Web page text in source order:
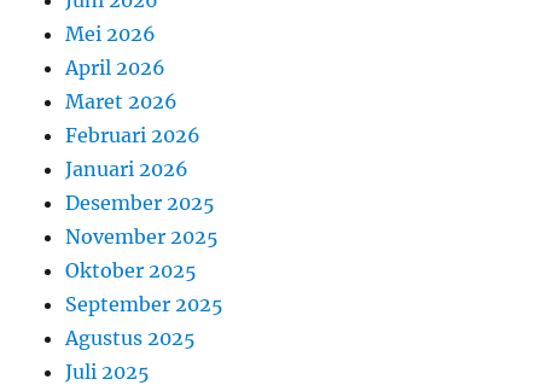
Mei 2026
April 2026
Maret 2026
Februari 2026
Januari 2026
Desember 2025
November 2025
Oktober 2025
September 2025
Agustus 2025
Juli 2025